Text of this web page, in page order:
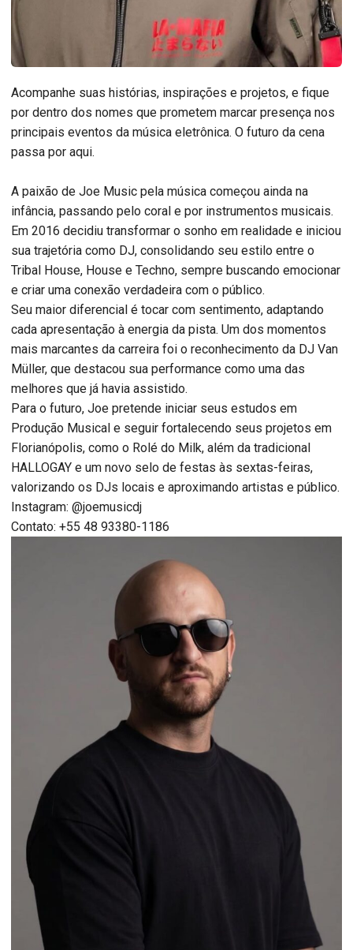
Acompanhe suas histórias, inspirações e projetos, e fique
por dentro dos nomes que prometem marcar presença nos
principais eventos da música eletrônica. O futuro da cena
passa por aqui.
A paixão de Joe Music pela música começou ainda na
infância, passando pelo coral e por instrumentos musicais.
Em 2016 decidiu transformar o sonho em realidade e iniciou
sua trajetória como DJ, consolidando seu estilo entre o
Tribal House, House e Techno, sempre buscando emocionar
e criar uma conexão verdadeira com o público.
Seu maior diferencial é tocar com sentimento, adaptando
cada apresentação à energia da pista. Um dos momentos
mais marcantes da carreira foi o reconhecimento da DJ Van
Müller, que destacou sua performance como uma das
melhores que já havia assistido.
Para o futuro, Joe pretende iniciar seus estudos em
Produção Musical e seguir fortalecendo seus projetos em
Florianópolis, como o Rolé do Milk, além da tradicional
HALLOGAY e um novo selo de festas às sextas-feiras,
valorizando os DJs locais e aproximando artistas e público.
Instagram: @joemusicdj
Contato: +55 48 93380-1186